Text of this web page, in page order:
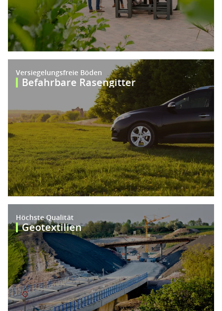
Versiegelungsfreie Böden
Befahrbare Rasengitter
Höchste Qualität
Geotextilien